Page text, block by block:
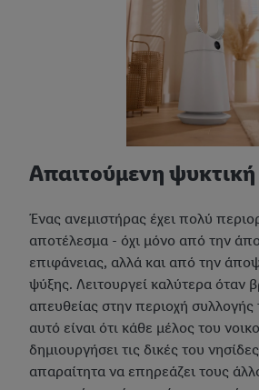
Απαιτούμενη
Ένας ανεμιστήρας έχει πολύ
αποτέλεσμα - όχι μόνο από την
επιφάνειας, αλλά και από την
ψύξης. Λειτουργεί καλύτερα όταν
απευθείας στην περιοχή συλλογής
αυτό είναι ότι κάθε μέλος του
δημιουργήσει τις δικές του
απαραίτητα να επηρεάζει τους